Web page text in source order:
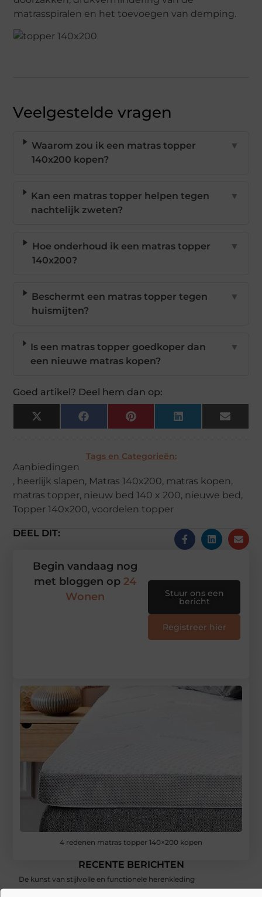
matrasspiralen en het toevoegen van demping.
Veelgestelde vragen
Waarom zou ik een matras topper
140x200 kopen?
▼
Kan een matras topper helpen tegen
nachtelijk zweten?
▼
Hoe onderhoud ik een matras topper
140x200?
▼
Beschermt een matras topper tegen
huismijten?
▼
Is een matras topper goedkoper dan
een nieuwe matras kopen?
▼
Goed artikel? Deel hem dan op:
X
(Twitter)
FacebookPinterestLinkedIn Email
Tags en Categorieën:
Aanbiedingen
, heerlijk slapen, Matras 140x200, matras kopen,
matras topper, nieuw bed 140 x 200, nieuwe bed,
Topper 140x200,voordelen topper
DEEL DIT:
4 redenen matras topper 140×200 kopen
RECENTE BERICHTEN
De kunst van stijlvolle en functionele herenkleding
Begin vandaag nog
met bloggen op 24
Wonen
Stuur ons een
bericht
Registreer hier